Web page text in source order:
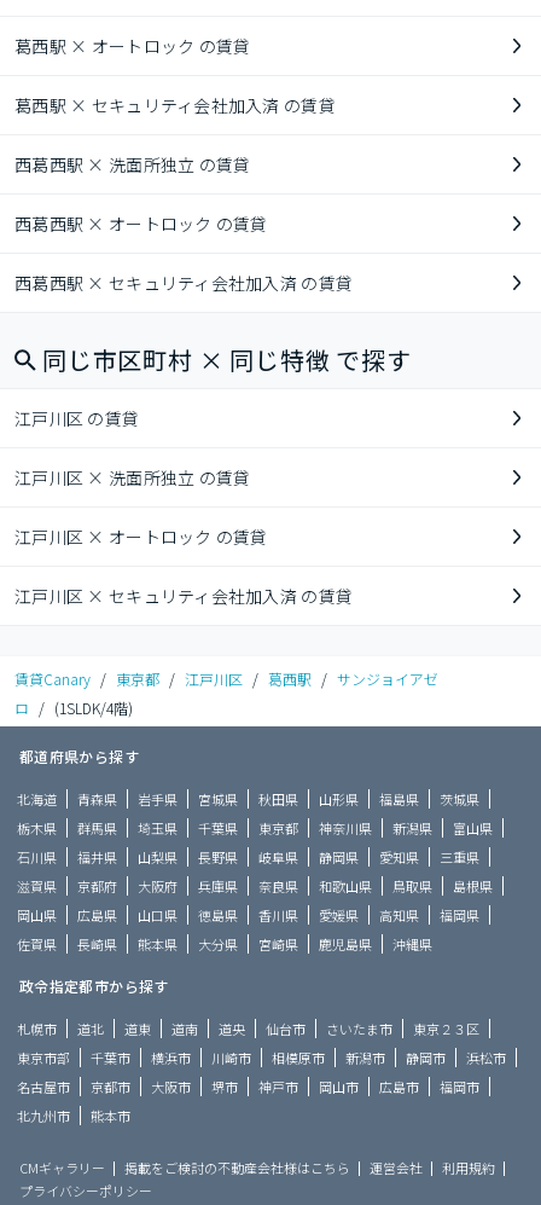
葛西駅 × オートロック の賃貸
葛西駅 × セキュリティ会社加入済 の賃貸
西葛西駅 × 洗面所独立 の賃貸
西葛西駅 × オートロック の賃貸
西葛西駅 × セキュリティ会社加入済 の賃貸
同じ市区町村 × 同じ特徴 で探す
江戸川区 の賃貸
江戸川区 × 洗面所独立 の賃貸
江戸川区 × オートロック の賃貸
江戸川区 × セキュリティ会社加入済 の賃貸
賃貸Canary / 東京都 / 江戸川区 / 葛西駅 / サンジョイアゼ
ロ / (1SLDK/4階)
都道府県から探す
北海道 青森県 岩手県 宮城県 秋田県 山形県 福島県
茨城県
栃木県
群馬県 埼玉県 千葉県 東京都 神奈川県 新潟県
富山県
石川県
福井県 山梨県 長野県 岐阜県 静岡県 愛知県
三重県
滋賀県
京都府 大阪府 兵庫県 奈良県 和歌山県 鳥取県
島根県
岡山県
広島県 山口県 徳島県 香川県 愛媛県 高知県
福岡県
佐賀県
長崎県 熊本県 大分県 宮崎県 鹿児島県 沖縄県
政令指定都市から探す
札幌市 道北 道東 道南 道央 仙台市 さいたま市
東京２３区
東京市部
千葉市 横浜市 川崎市 相模原市 新潟市 静岡市
浜松市
名古屋市
京都市 大阪市 堺市 神戸市 岡山市 広島市
福岡市
北九州市
熊本市
CMギャラリー 掲載をご検討の不動産会社様はこちら 運営会社
利用規約
プライバシーポリシー